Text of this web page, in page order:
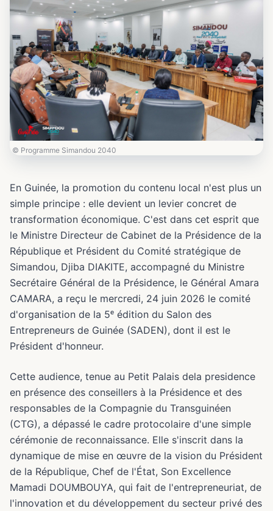
© Programme Simandou 2040
En Guinée, la promotion du contenu local n'est plus un
simple principe : elle devient un levier concret de
transformation économique. C'est dans cet esprit que
le Ministre Directeur de Cabinet de la Présidence de la
République et Président du Comité stratégique de
Simandou, Djiba DIAKITE, accompagné du Ministre
Secrétaire Général de la Présidence, le Général Amara
CAMARA, a reçu le mercredi, 24 juin 2026 le comité
d'organisation de la 5ᵉ édition du Salon des
Entrepreneurs de Guinée (SADEN), dont il est le
Président d'honneur.
Cette audience, tenue au Petit Palais dela presidence
en présence des conseillers à la Présidence et des
responsables de la Compagnie du Transguinéen
(CTG), a dépassé le cadre protocolaire d'une simple
cérémonie de reconnaissance. Elle s'inscrit dans la
dynamique de mise en œuvre de la vision du Président
de la République, Chef de l'État, Son Excellence
Mamadi DOUMBOUYA, qui fait de l'entrepreneuriat, de
l'innovation et du développement du secteur privé des